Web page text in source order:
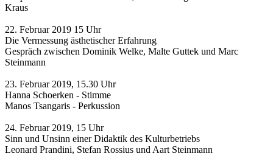
Kraus
22. Februar 2019 15 Uhr
Die Vermessung ästhetischer Erfahrung
Gespräch zwischen Dominik Welke, Malte Guttek und Marc
Steinmann
23. Februar 2019, 15.30 Uhr
Hanna Schoerken - Stimme
Manos Tsangaris - Perkussion
24. Februar 2019, 15 Uhr
Sinn und Unsinn einer Didaktik des Kulturbetriebs
Leonard Prandini, Stefan Rossius und Aart Steinmann